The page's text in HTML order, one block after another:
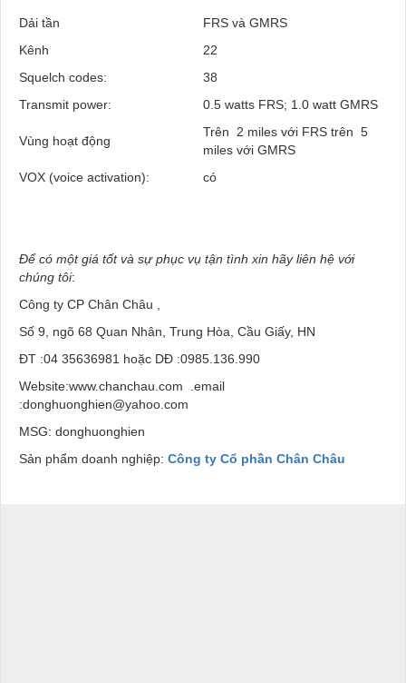
Dải tần
FRS và GMRS
Kênh
22
Squelch codes:
38
Transmit power:
0.5 watts FRS; 1.0 watt GMRS
Vùng hoạt động
Trên 2 miles với FRS trên 5
miles với GMRS
VOX (voice activation):
có
Để có một giá tốt và sự phục vụ tận tình xin hãy liên hệ với
chúng tôi:
Công ty CP Chân Châu ,
Số 9, ngõ 68 Quan Nhân, Trung Hòa, Cầu Giấy, HN
ĐT :04 35636981 hoặc DĐ :0985.136.990
Website:www.chanchau.com .email
:donghuonghien@yahoo.com
MSG: donghuonghien
Sản phẩm doanh nghiệp: Công ty Cổ phần Chân Châu